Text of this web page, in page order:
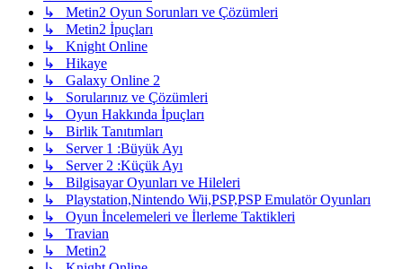
↳ Metin2 Oyun Sorunları ve Çözümleri
↳ Metin2 İpuçları
↳ Knight Online
↳ Hikaye
↳ Galaxy Online 2
↳ Sorularınız ve Çözümleri
↳ Oyun Hakkında İpuçları
↳ Birlik Tanıtımları
↳ Server 1 :Büyük Ayı
↳ Server 2 :Küçük Ayı
↳ Bilgisayar Oyunları ve Hileleri
↳ Playstation,Nintendo Wii,PSP,PSP Emulatör Oyunları
↳ Oyun İncelemeleri ve İlerleme Taktikleri
↳ Travian
↳ Metin2